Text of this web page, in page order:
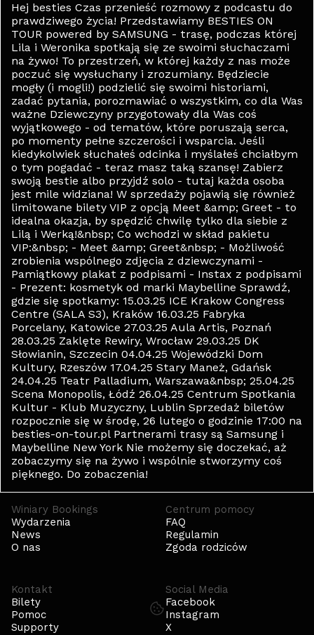
Hej besties Czas przenieść rozmowy z podcastu do
prawdziwego życia! Przedstawiamy BESTIES ON
TOUR powered by SAMSUNG - trasę, podczas której
Lila i Weronika spotkają się ze swoimi słuchaczami
na żywo! To przestrzeń, w której każdy z nas może
poczuć się wysłuchany i zrozumiany. Będziecie
mogły (i mogli!) podzielić się swoimi historiami,
zadać pytania, porozmawiać o wszystkim, co dla Was
ważne Dziewczyny przygotowały dla Was coś
wyjątkowego - od tematów, które poruszają serca,
po momenty pełne szczerości i wsparcia. Jeśli
kiedykolwiek słuchałeś odcinka i myślałeś chciałbym
o tym pogadać - teraz masz taką szansę! Zabierz
swoją bestie albo przyjdź solo - tutaj każda osoba
jest mile widziana! W sprzedaży pojawią się również
limitowane bilety VIP z opcją Meet &amp; Greet - to
idealna okazja, by spędzić chwilę tylko dla siebie z
Lilą i Werką!&nbsp; Co wchodzi w skład pakietu
VIP:&nbsp; - Meet &amp; Greet&nbsp; - Możliwość
zrobienia wspólnego zdjęcia z dziewczynami -
Pamiątkowy plakat z podpisami - Instax z podpisami
- Prezent: kosmetyk od marki Maybelline Sprawdź,
gdzie się spotkamy: 15.03.25 ICE Krakow Congress
Centre (SALA S3), Kraków 16.03.25 Fabryka
Porcelany, Katowice 27.03.25 Aula Artis, Poznań
28.03.25 Zaklęte Rewiry, Wrocław 29.03.25 DK
Słowianin, Szczecin 04.04.25 Wojewódzki Dom
Kultury, Rzeszów 17.04.25 Stary Maneż, Gdańsk
24.04.25 Teatr Palladium, Warszawa&nbsp; 25.04.25
Scena Monopolis, Łódź 26.04.25 Centrum Spotkania
Kultur - Klub Muzyczny, Lublin Sprzedaż biletów
rozpocznie się w środę, 26 lutego o godzinie 17:00 na
besties-on-tour.pl Partnerami trasy są Samsung i
Maybelline New York Nie możemy się doczekać, aż
zobaczymy się na żywo i wspólnie stworzymy coś
pięknego. Do zobaczenia!
Winiary Bookings
Wydarzenia
News
O nas
Centrum pomocy
FAQ
Regulamin
Zgoda rodziców
Kontakt
Bilety
Pomoc
Supporty
Social Media
Facebook
Instagram
X